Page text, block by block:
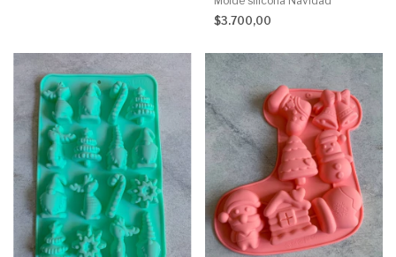
$3.700,00